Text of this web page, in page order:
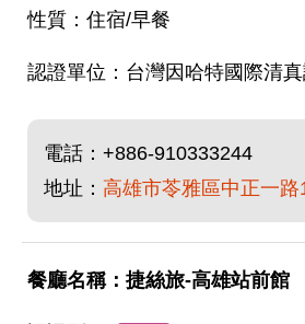
住宿/早餐
台灣因哈特國際清
電話： +886-910333244
地址： 高雄市苓雅區中正一路
捷絲旅-高雄站前館